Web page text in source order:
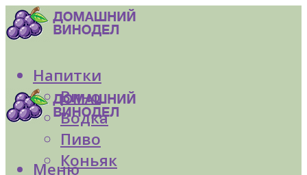
Напитки
Вино
Водка
Пиво
Коньяк
Меню